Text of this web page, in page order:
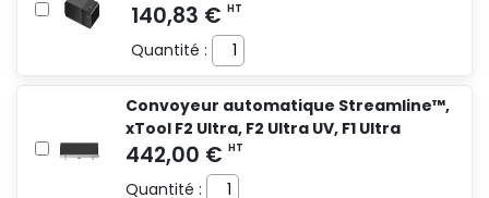
Quantité :
Convoyeur automatique Streamline™,
xTool F2 Ultra, F2 Ultra UV, F1 Ultra
Quantité :